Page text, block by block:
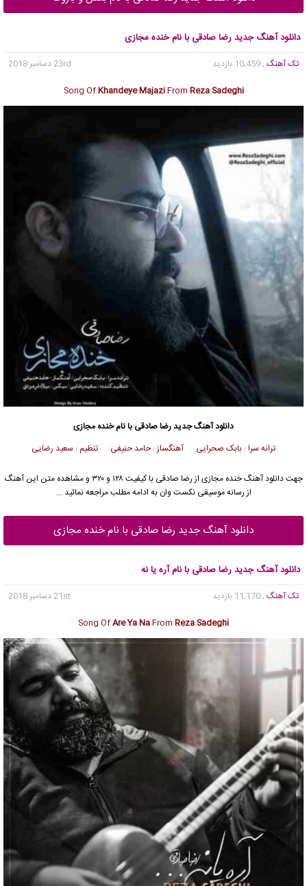
دانلود آهنگ جدید رضا صادقی با نام خنده مجازی
تک آهنگ , 10,459 بازدید
23rd دسامبر 2018
Song OfKhandeye MajaziFrom Reza Sadeghi
دانلود آهنگ جدیدرضا صادقی با نام خنده مجازی
ترانه سرا : بابک صحرایی آهنگساز : حامد حنیفی تنظیم : سعید رضایی
جهت دانلود آهنگ خنده مجازی از رضا صادقی
با کیفیت ۱۲۸ و ۳۲۰ و مشاهده متن این آهنگ
از رسانه موسیقی نکست وان به ادامه مطلب مراجعه نمائید …
دانلود آهنگ جدید رضا صادقی با نام خنده مجازی
دانلود آهنگ جدید رضا صادقی با نام آره یا نه
تک آهنگ , 11,170 بازدید
21st دسامبر 2018
Song OfAre Ya NaFrom Reza Sadeghi